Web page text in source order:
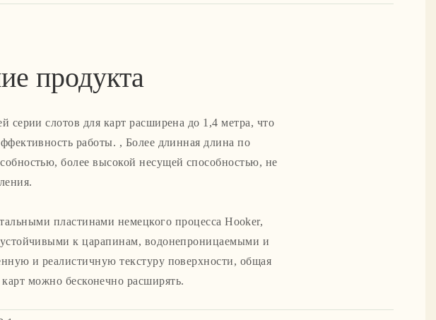
продукта
серии слотов для карт расширена до 1,4 метра, что
работы. , Более длинная длина по
более высокой несущей способностью, не
пластинами немецкого процесса Hooker,
к царапинам, водонепроницаемыми и
и реалистичную текстуру поверхности, общая
можно бесконечно расширять.